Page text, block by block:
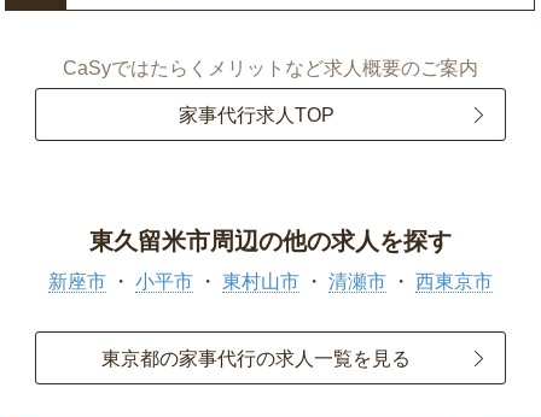
CaSyではたらくメリットなど求人概要のご案内
家事代行求人TOP
東久留米市周辺の他の求人を探す
新座市 小平市 東村山市 清瀬市 西東京市
東京都の家事代行の求人一覧を見る